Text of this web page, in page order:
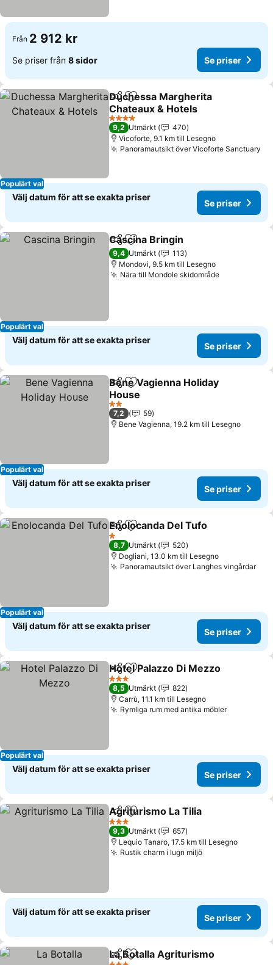
Från 2 912 kr
Se priser från 8 sidor Se priser
Populärt val
Dela Lägg till i Mina Favoriter
Duchessa Margherita
Chateaux & Hotels
4 Stjärnor
9,2 Utmärkt
470
Vicoforte, 9.1 km till Lesegno
Panoramautsikt över Vicoforte Sanctuary
Välj datum för att se exakta priser
Se priser
Populärt val
Dela Lägg till i Mina Favoriter
Cascina Bringin
9,4 Utmärkt
113
Mondovi, 9.5 km till Lesegno
Nära till Mondole skidområde
Välj datum för att se exakta priser
Se priser
Populärt val
Dela Lägg till i Mina Favoriter
Bene Vagienna Holiday
House
2 Stjärnor
7,2
59
Bene Vagienna, 19.2 km till Lesegno
Välj datum för att se exakta priser
Se priser
Populärt val
Dela Lägg till i Mina Favoriter
Enolocanda Del Tufo
1 Stjärnor
8,7 Utmärkt
520
Dogliani, 13.0 km till Lesegno
Panoramautsikt över Langhes vingårdar
Välj datum för att se exakta priser
Se priser
Populärt val
Dela Lägg till i Mina Favoriter
Hotel Palazzo Di Mezzo
3 Stjärnor
8,5 Utmärkt
822
Carrù, 11.1 km till Lesegno
Rymliga rum med antika möbler
Välj datum för att se exakta priser
Se priser
Dela Lägg till i Mina Favoriter
Agriturismo La Tilia
3 Stjärnor
9,3 Utmärkt
657
Lequio Tanaro, 17.5 km till Lesegno
Rustik charm i lugn miljö
Välj datum för att se exakta priser
Se priser
Dela Lägg till i Mina Favoriter
La Botalla Agriturismo